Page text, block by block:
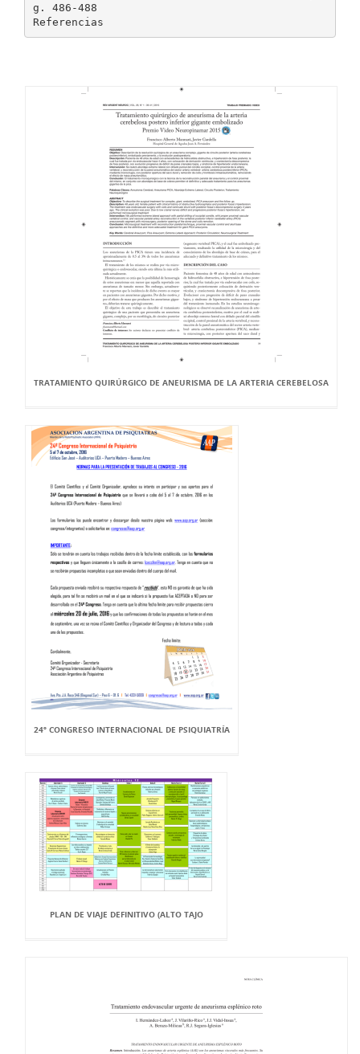
g. 486-488
TRATAMIENTO QUIRÚRGICO DE ANEURISMA DE LA ARTERIA CEREBELOSA
24º CONGRESO INTERNACIONAL DE PSIQUIATRÍA
PLAN DE VIAJE DEFINITIVO (ALTO TAJO